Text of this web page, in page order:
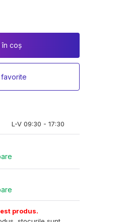
în coș
L-V 09:30 - 17:30
produs.